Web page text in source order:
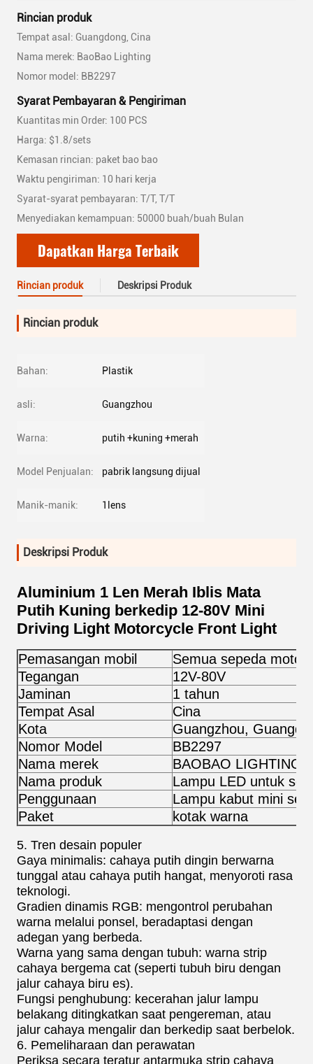
Rincian produk
Tempat asal: Guangdong, Cina
Nama merek: BaoBao Lighting
Nomor model: BB2297
Syarat Pembayaran & Pengiriman
Kuantitas min Order: 100 PCS
Harga: $1.8/sets
Kemasan rincian: paket bao bao
Waktu pengiriman: 10 hari kerja
Syarat-syarat pembayaran: T/T, T/T
Menyediakan kemampuan: 50000 buah/buah Bulan
Dapatkan Harga Terbaik
Rincian produk Deskripsi Produk
Rincian produk
Bahan: Plastik
asli: Guangzhou
Warna: putih +kuning +merah
Model Penjualan: pabrik langsung dijual
Manik-manik: 1lens
Deskripsi Produk
Aluminium 1 Len Merah Iblis Mata
Putih Kuning berkedip 12-80V Mini
Driving Light Motorcycle Front Light
Pemasangan mobil
Semua sepeda motor
Tegangan
12V-80V
Jaminan
1 tahun
Tempat Asal
Cina
Kota
Guangzhou,
Nomor Model
BB2297
Nama merek
BAOBAO LIGHTING
Nama produk
Lampu LED untuk
Penggunaan
Lampu kabut mini
Paket
kotak warna
5. Tren desain populer
Gaya minimalis: cahaya putih dingin berwarna
tunggal atau cahaya putih hangat, menyoroti rasa
teknologi.
Gradien dinamis RGB: mengontrol perubahan
warna melalui ponsel, beradaptasi dengan
adegan yang berbeda.
Warna yang sama dengan tubuh: warna strip
cahaya bergema cat (seperti tubuh biru dengan
jalur cahaya biru es).
Fungsi penghubung: kecerahan jalur lampu
belakang ditingkatkan saat pengereman, atau
jalur cahaya mengalir dan berkedip saat berbelok.
6. Pemeliharaan dan perawatan
Periksa secara teratur antarmuka strip cahaya